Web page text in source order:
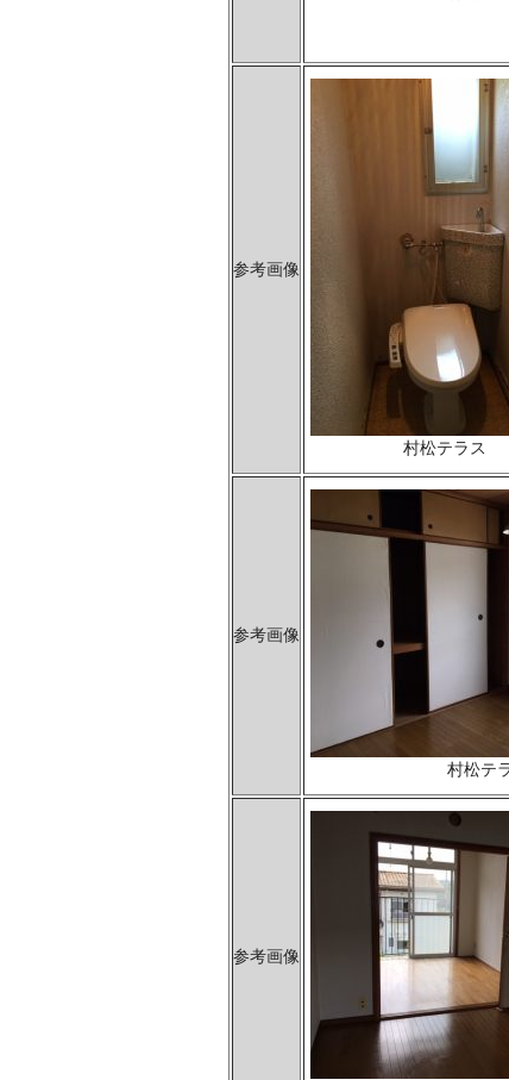
参考画像
村松テラス
参考画像
村松テ
参考画像